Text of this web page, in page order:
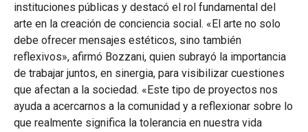
instituciones públicas y destacó el rol fundamental del
arte en la creación de conciencia social. «El arte no solo
debe ofrecer mensajes estéticos, sino también
reflexivos», afirmó Bozzani, quien subrayó la importancia
de trabajar juntos, en sinergia, para visibilizar cuestiones
que afectan a la sociedad. «Este tipo de proyectos nos
ayuda a acercarnos a la comunidad y a reflexionar sobre lo
que realmente significa la tolerancia en nuestra vida